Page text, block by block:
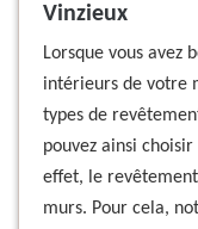
Vinzieux
Lorsque vous avez
intérieurs de votre
types de
pouvez ainsi
effet, le
murs. Pour cela,